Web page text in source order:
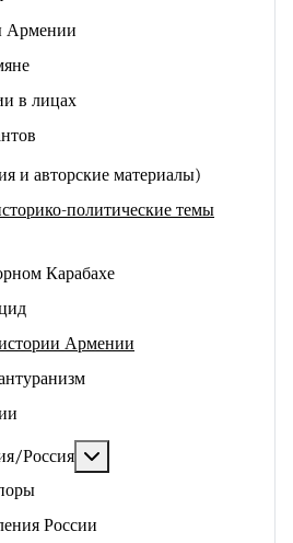
Армении
в лицах
и авторские материалы)
политические темы
Карабахе
Армении
Россия
России